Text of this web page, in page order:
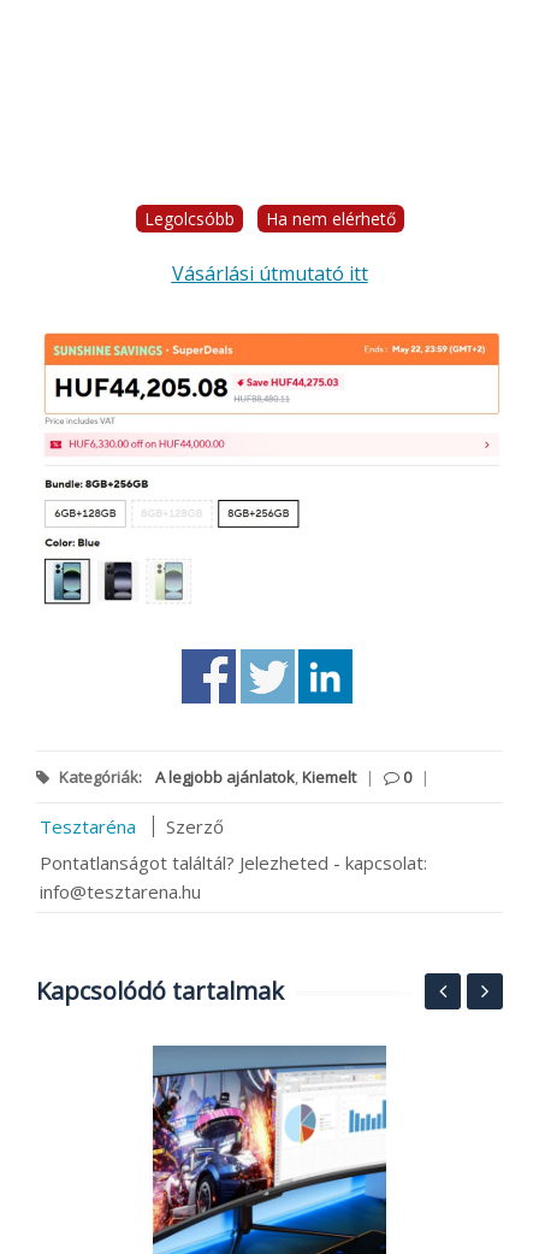
Legolcsóbb Ha nem elérhető
Vásárlási útmutató itt
Kategóriák: A legjobb ajánlatok,Kiemelt | 0 |
Tesztaréna
Szerző
Pontatlanságot találtál? Jelezheted - kapcsolat:
info@tesztarena.hu
Kapcsolódó tartalmak